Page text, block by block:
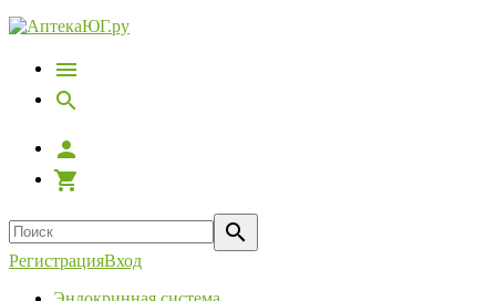
РегистрацияВход